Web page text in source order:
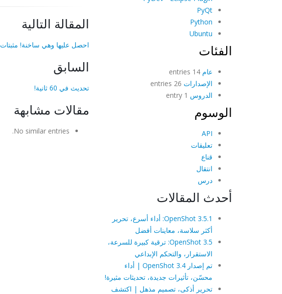
المقالة التالية
احصل عليها وهي ساخنة! مثبتات DEB!
السابق
تحديث في 60 ثانية!
مقالات مشابهة
No similar entries.
PyQt
Python
Ubuntu
الفئات
عام
الإصدارات
الدروس
الوسوم
API
تعليقات
قناع
انتقال
درس
أحدث المقالات
OpenShot 3.5.1: أداء أسرع، تحرير
أكثر سلاسة، معاينات أفضل
OpenShot 3.5: ترقية كبيرة للسرعة،
الاستقرار، والتحكم الإبداعي
تم إصدار OpenShot 3.4 | أداء
محسّن، تأثيرات جديدة، تحديثات مثيرة!
تحرير أذكى، تصميم مذهل | اكتشف